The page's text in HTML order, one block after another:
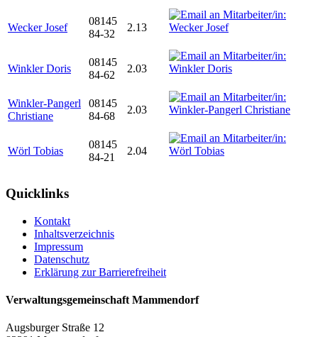
Wecker Josef
08145
84-32
2.13
Winkler Doris
08145
84-62
2.03
Winkler-Pangerl
Christiane
08145
84-68
2.03
Wörl Tobias
08145
84-21
2.04
Quicklinks
Kontakt
Inhaltsverzeichnis
Impressum
Datenschutz
Erklärung zur Barrierefreiheit
Verwaltungsgemeinschaft Mammendorf
Augsburger Straße 12